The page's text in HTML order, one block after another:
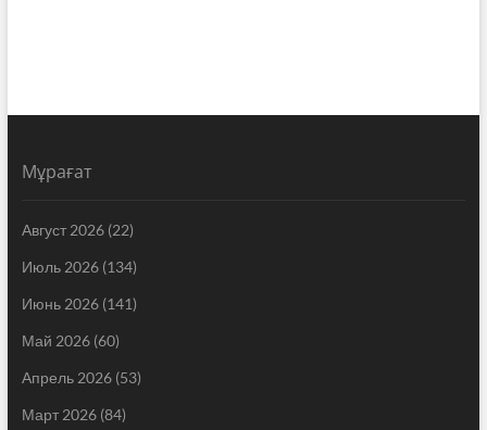
Мұрағат
Август 2026(22)
Июль 2026(134)
Июнь 2026(141)
Май 2026(60)
Апрель 2026(53)
Март 2026(84)